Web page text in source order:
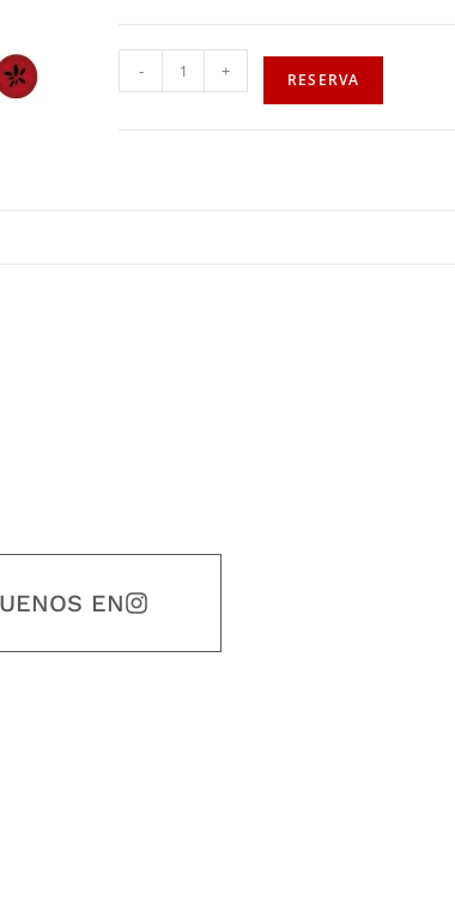
- + RESERVA
EN